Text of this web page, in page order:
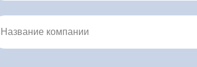
Название компании